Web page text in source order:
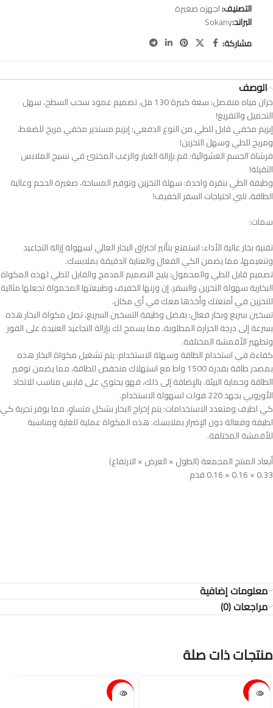
التصنيف:اجهزه صغيرة
البراند:Sokany
مشاركة:
الوصف
خزان مياه منفصل: سعة كبيرة 130 مل، تصميم عمود سحب السطح، سهل
التحميل والتفريغ!
إبزيم مخفي قابل للطي من النوع الدفعي: إبزيم مستدير مخفي مريح للضغط،
ومريح للطي وسهل التخزين!
فرشاة الجسم العشوائية: قم بإزالة الغبار والزغب المختبئ في نسيج الملابس
الثقيلة!
وظيفة الطي بنقرة واحدة: سهلة التخزين وتوفير المساحة، صغيرة الحجم وعالية
الطاقة، تلبي احتياجات السفر الخفيف!
تقنية بخار عالية الأداء: استمتع بتأثير اختراق البخار العالي لسهولة إزالة التجاعيد
وتنعيمها، مما يضمن الكي الفعال والعناية الدقيقة بملابسك.
تصميم قابل للطي والمحمول: يتيح التصميم المدمج والقابل للطي لهذه المكواة
البخارية سهولة التخزين والسفر. إن وزنها الخفيف وطبيعتها المحمولة تجعلها مثالية
للتخزين في أمتعتك وأخذها معك في أي مكان.
تسخين سريع وبخار فعال: بفضل وظيفة التسخين السريع، تصل مكواة البخار هذه
بسرعة إلى درجة الحرارة المطلوبة، مما يسمح لك بإزالة التجاعيد العنيدة على الفور
وتطهير الأقمشة المختلفة.
كفاءة في استخدام الطاقة وسهلة الاستخدام: يتم تشغيل مكواة البخار هذه
بمصدر طاقة بقدرة 1500 واط مع استهلاك منخفض للطاقة، مما يضمن توفير
الطاقة وحماية البيئة. بالإضافة إلى ذلك، فهو يحتوي على قابس مناسب للاتحاد
الأوروبي بجهد 220 فولت لسهولة الاستخدام.
كي لطيف ومتعدد الاستخدامات: يتم إخراج البخار بشكل متساوٍ، مما يوفر تجربة كي
لطيفة وفعالة دون الإضرار بملابسك. هذه المكواة عملية للغاية ومناسبة
للأقمشة المختلفة.
‎0.16 × 0.16 × 0.33 قدم
معلومات إضافية
مراجعات (0)
منتجات ذات صلة
15%-
15%-